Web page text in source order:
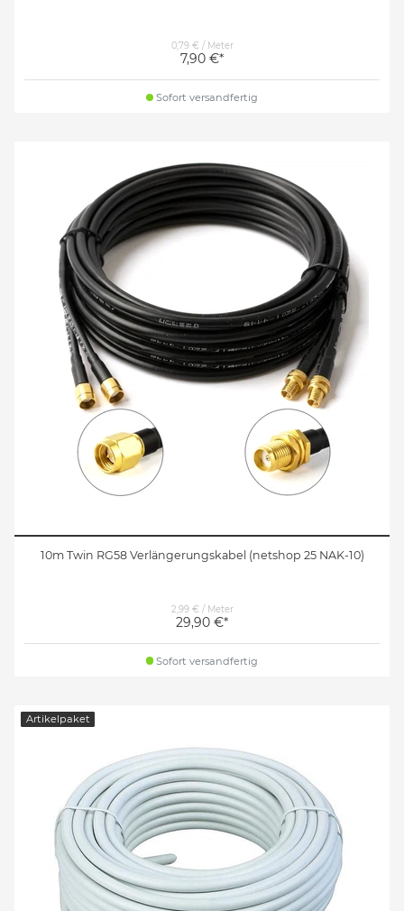
0,79 € / Meter
7,90 €*
Sofort versandfertig
10m Twin RG58 Verlängerungskabel (netshop 25 NAK-10)
2,99 € / Meter
29,90 €*
Sofort versandfertig
Artikelpaket